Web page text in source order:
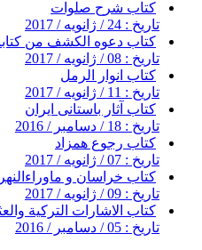
کتاب شرح صلوات
تاریخ : 24 / ژانویه / 2017
کتاب دعوه الکشف من
تاریخ : 08 / ژانویه / 2017
کتاب انوار الرمل
تاریخ : 11 / ژانویه / 2017
کتاب آثار باستانی ایران
تاریخ : 18 / دسامبر / 2016
کتاب رجوع همزاد
تاریخ : 07 / ژانویه / 2017
کتاب خراسان و ماوراءالنهر
تاریخ : 09 / ژانویه / 2017
كتاب الاشارات التركية
تاریخ : 05 / دسامبر / 2016